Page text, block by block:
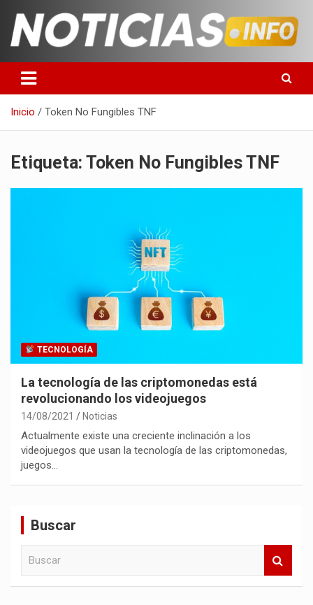
contenido
Noticias en español
Inicio Token No Fungibles TNF
Etiqueta: Token No Fungibles TNF
TECNOLOGÍA
La tecnología de las criptomonedas está
revolucionando los videojuegos
14/08/2021 Noticias
Actualmente existe una creciente inclinación a los
videojuegos que usan la tecnología de las criptomonedas,
juegos…
Buscar